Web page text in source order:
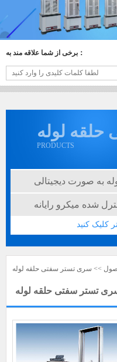
برخی از شما علاقه مند به：
لوله
PRODUCTS
به صورت دیجیتالی
شده میکرو رایانه
کلیک کنید
>> سری تستر سفتی حلقه لوله
تستر سفتی حلقه لوله